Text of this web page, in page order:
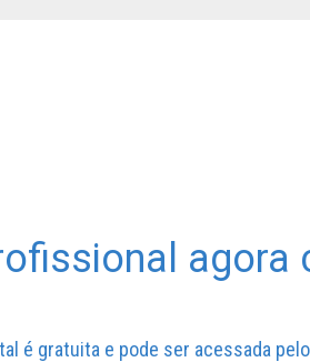
agora
é gratuita e pode ser acessada